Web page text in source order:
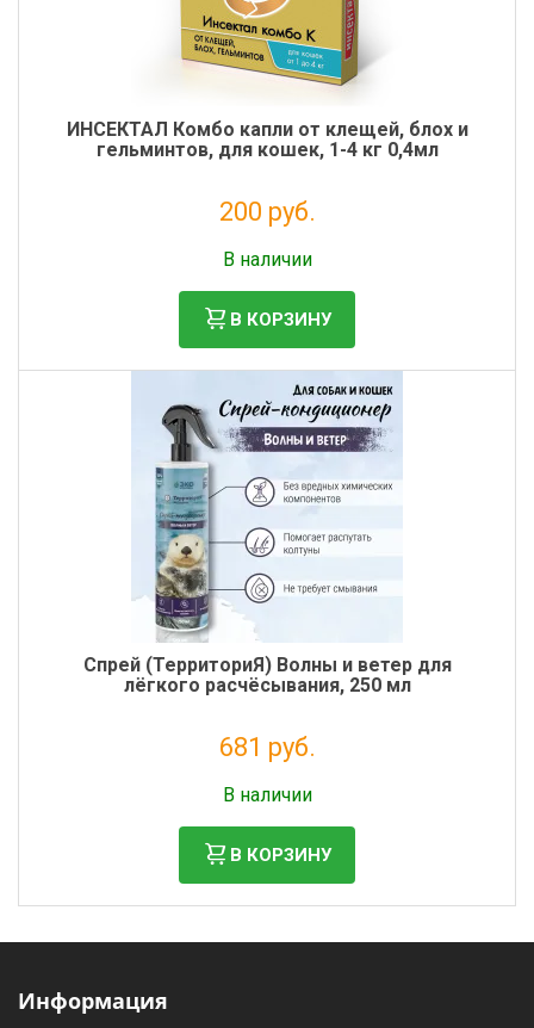
ИНСЕКТАЛ Комбо капли от клещей, блох и
гельминтов, для кошек, 1-4 кг 0,4мл
200 руб.
В наличии
В КОРЗИНУ
Спрей (ТерриториЯ) Волны и ветер для
лёгкого расчёсывания, 250 мл
681 руб.
В наличии
В КОРЗИНУ
Информация